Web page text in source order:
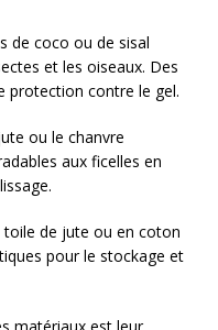
de coco ou de sisal
et les oiseaux. Des
protection contre le gel.
ou le chanvre
aux ficelles en
toile de jute ou en coton
pour le stockage et